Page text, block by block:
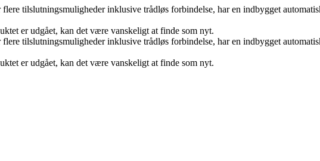
tilslutningsmuligheder inklusive trådløs forbindelse, har en indbygget
er udgået, kan det være vanskeligt at finde som nyt.
tilslutningsmuligheder inklusive trådløs forbindelse, har en indbygget
er udgået, kan det være vanskeligt at finde som nyt.